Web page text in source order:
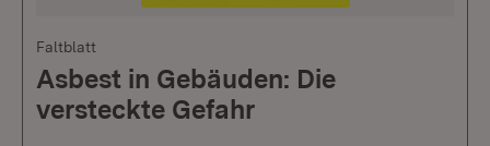
Faltblatt
Asbest in Gebäuden: Die
versteckte Gefahr